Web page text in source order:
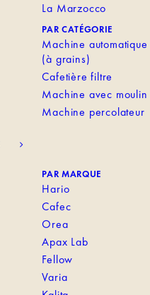
La Marzocco
PAR CATÉGORIE
Machine automatique
(à grains)
Cafetière filtre
Machine avec moulin
Machine percolateur
PAR MARQUE
Hario
Cafec
Orea
Apax Lab
Fellow
Varia